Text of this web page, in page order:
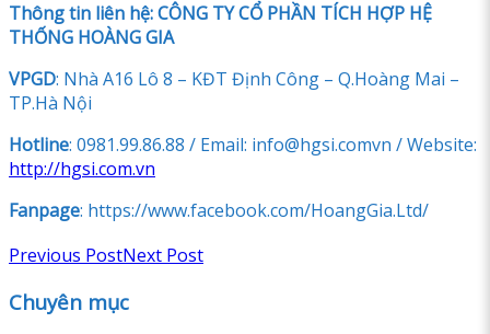
Thông tin liên hệ: CÔNG TY CỔ PHẦN TÍCH HỢP HỆ
THỐNG HOÀNG GIA
VPGD: Nhà A16 Lô 8 – KĐT Định Công – Q.Hoàng Mai –
TP.Hà Nội
Hotline: 0981.99.86.88 / Email: info@hgsi.comvn / Website:
http://hgsi.com.vn
Fanpage: https://www.facebook.com/HoangGia.Ltd/
Previous PostNext Post
Chuyên mục